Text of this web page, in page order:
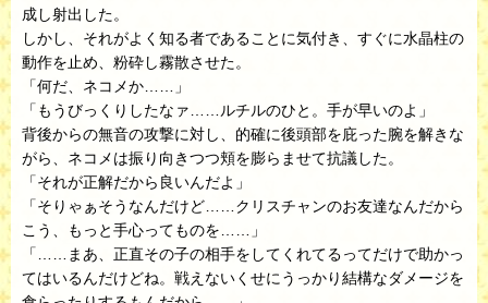
成し射出した。
しかし、それがよく知る者であることに気付き、すぐに水晶柱の
動作を止め、粉砕し霧散させた。
「何だ、ネコメか……」
「もうびっくりしたなァ……ルチルのひと。手が早いのよ」
背後からの無音の攻撃に対し、的確に後頭部を庇った腕を解きな
がら、ネコメは振り向きつつ頬を膨らませて抗議した。
「それが正解だから良いんだよ」
「そりゃぁそうなんだけど……クリスチャンのお友達なんだから
こう、もっと手心ってものを……」
「……まあ、正直その子の相手をしてくれてるってだけで助かっ
てはいるんだけどね。戦えないくせにうっかり結構なダメージを